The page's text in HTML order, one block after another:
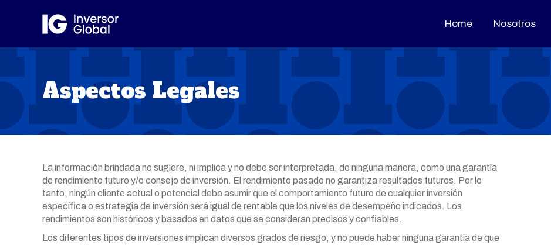
Home Nosotros
Aspectos Legales
La información brindada no sugiere, ni implica y no debe ser interpretada, de ninguna manera, como una garantía
de rendimiento futuro y/o consejo de inversión. El rendimiento pasado no garantiza resultados futuros. Por lo
tanto, ningún cliente actual o potencial debe asumir que el comportamiento futuro de cualquier inversión
específica o estrategia de inversión será igual de rentable que los niveles de desempeño indicados. Los
rendimientos son históricos y basados en datos que se consideran precisos y confiables.
Los diferentes tipos de inversiones implican diversos grados de riesgo, y no puede haber ninguna garantía de que
Home Nosotros